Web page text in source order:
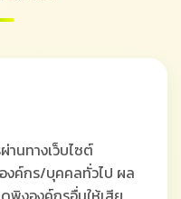
านทางเว็บไซต์
ค์กร/บุคคลทั่วไป ผล